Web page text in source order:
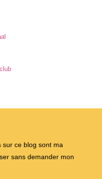
sur ce blog sont ma
sans demander mon